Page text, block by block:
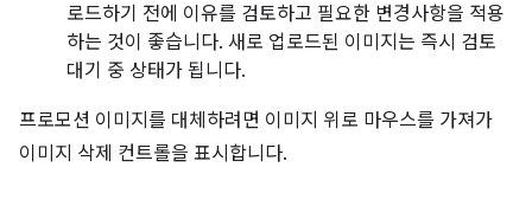
로드하기 전에 이유를 검토하고 필요한 변경사항을 적용
하는 것이 좋습니다. 새로 업로드된 이미지는 즉시 검토
대기 중 상태가 됩니다.
프로모션 이미지를 대체하려면 이미지 위로 마우스를 가져가
이미지 삭제 컨트롤을 표시합니다.